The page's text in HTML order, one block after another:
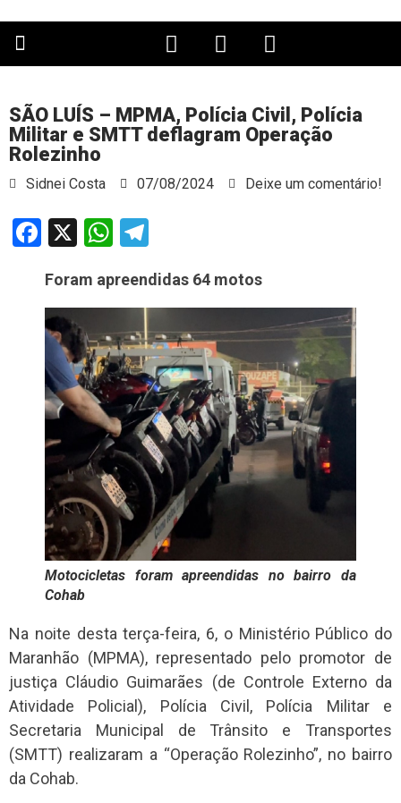
SÃO LUÍS – MPMA, Polícia Civil, Polícia
Militar e SMTT deflagram Operação
Rolezinho
Sidnei Costa 07/08/2024 Deixe um comentário!
Facebook
X WhatsApp
Foram apreendidas 64 motos
Motocicletas foram apreendidas no bairro da
Cohab
Na noite desta terça-feira, 6, o Ministério Público do
Maranhão (MPMA), representado pelo promotor de
justiça Cláudio Guimarães (de Controle Externo da
Atividade Policial), Polícia Civil, Polícia Militar e
Secretaria Municipal de Trânsito e Transportes
(SMTT) realizaram a “Operação Rolezinho”, no bairro
da Cohab.